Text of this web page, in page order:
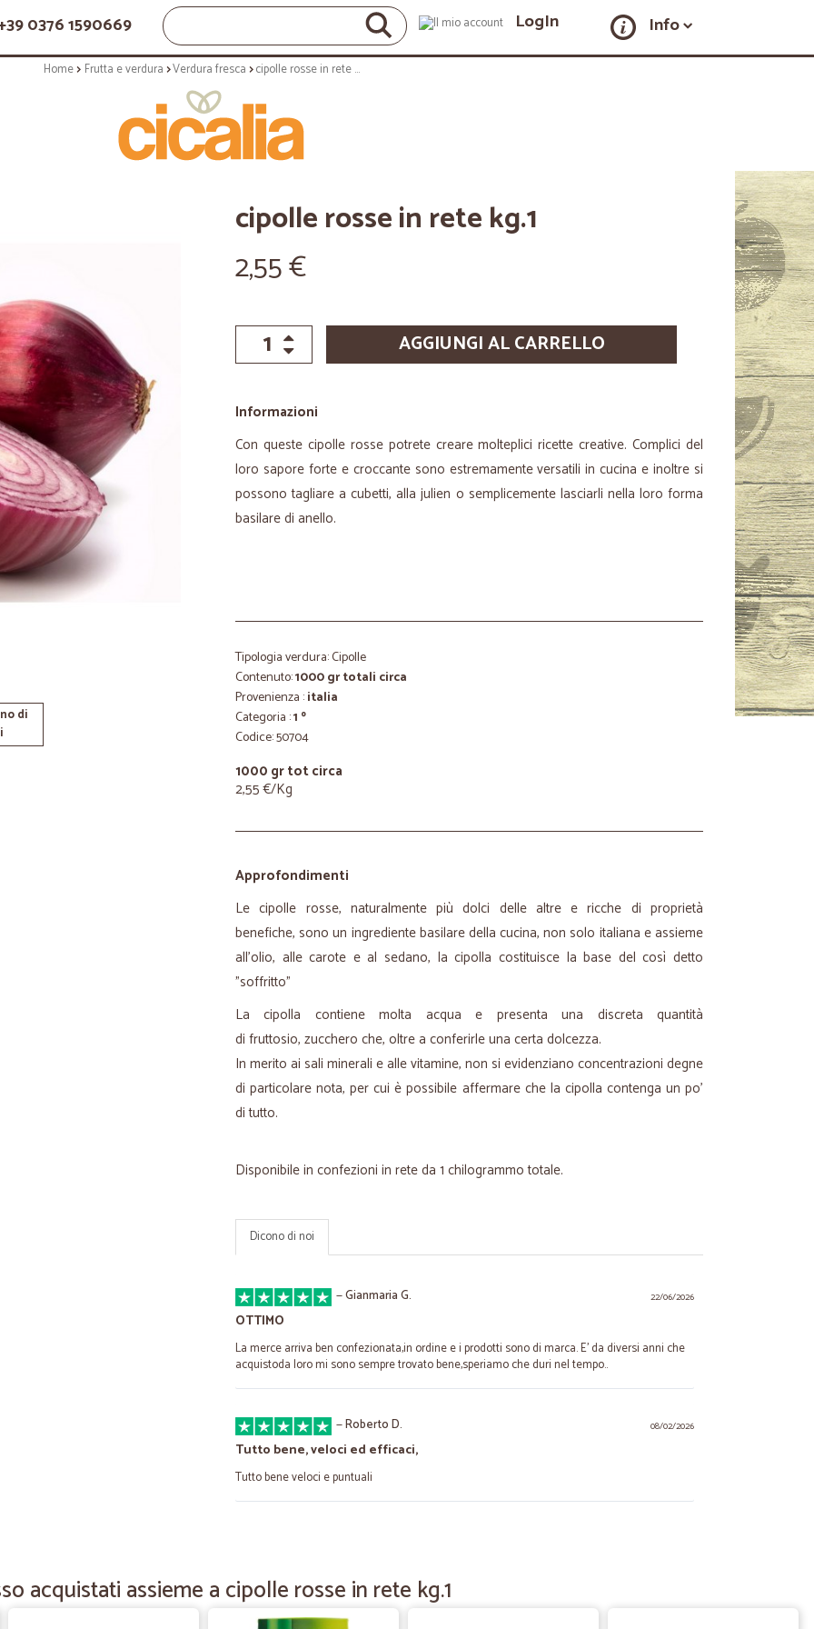
0376 1590669 LogIn Info
Home Frutta e verdura Verdura fresca cipolle rosse in rete kg.1
di
cipolle rosse in rete kg.1
2,55 €
AGGIUNGI AL CARRELLO
Informazioni
Con queste cipolle rosse potrete creare molteplici ricette creative. Complici del
loro sapore forte e croccante sono estremamente versatili in cucina e inoltre si
possono tagliare a cubetti, alla julien o semplicemente lasciarli nella loro forma
basilare di anello.
Tipologia verdura: Cipolle
Contenuto:1000 gr totali circa
Provenienza :italia
Categoria :1 º
Codice: 50704
1000 gr tot circa
2,55 €/Kg
Approfondimenti
Le cipolle rosse, naturalmente più dolci delle altre e ricche di proprietà
benefiche, sono un ingrediente basilare della cucina, non solo italiana e assieme
all'olio, alle carote e al sedano, la cipolla costituisce la base del così detto
"soffritto"
La cipolla contiene molta acqua e presenta una discreta quantità
di fruttosio, zucchero che, oltre a conferirle una certa dolcezza.
In merito ai sali minerali e alle vitamine, non si evidenziano concentrazioni degne
di particolare nota, per cui è possibile affermare che la cipolla contenga un po'
di tutto.
Disponibile in confezioni in rete da 1 chilogrammo totale.
Dicono di noi
22/06/2026
—Gianmaria G.
OTTIMO
La merce arriva ben confezionata,in ordine e i prodotti sono di marca. E' da diversi anni che
acquistoda loro mi sono sempre trovato bene,speriamo che duri nel tempo..
08/02/2026
—Roberto D.
Tutto bene, veloci ed efficaci,
Tutto bene veloci e puntuali
Gran varietà di prodotti e prezzi. Spedizione e consegna veloci, buono il rapporto qualità
prezzo.
acquistati assieme a cipolle rosse in rete kg.1